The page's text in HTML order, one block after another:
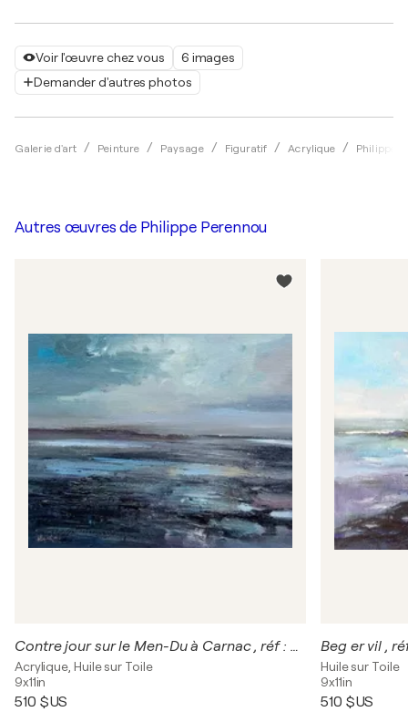
Voir l'œuvre chez vous
6 images
Demander d'autres photos
Galerie d'art Peinture Paysage Figuratif Acrylique Philippe
Autres œuvres de Philippe Perennou
Contre jour sur le Men-Du à Carnac , réf : 2182
Acrylique, Huile sur Toile
9x11in
510 $US
Beg er vil ,
Huile sur Toile
9x11in
510 $US